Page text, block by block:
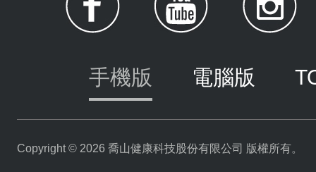
手機版 電腦版
Copyright © 2026 喬山健康科技股份有限公司 版權所有。